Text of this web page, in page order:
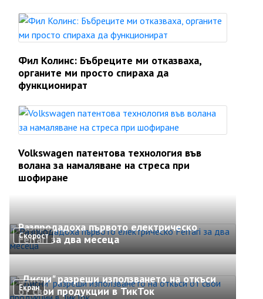
Фил Колинс: Бъбреците ми отказваха,
органите ми просто спираха да
функционират
Volkswagen патентова технология във
волана за намаляване на стреса при
шофиране
Скорост
Разпродадоха първото електрическо
Ferrari за два месеца
Екран
„Дисни" разреши използването на откъси
от свои продукции в ТикТок